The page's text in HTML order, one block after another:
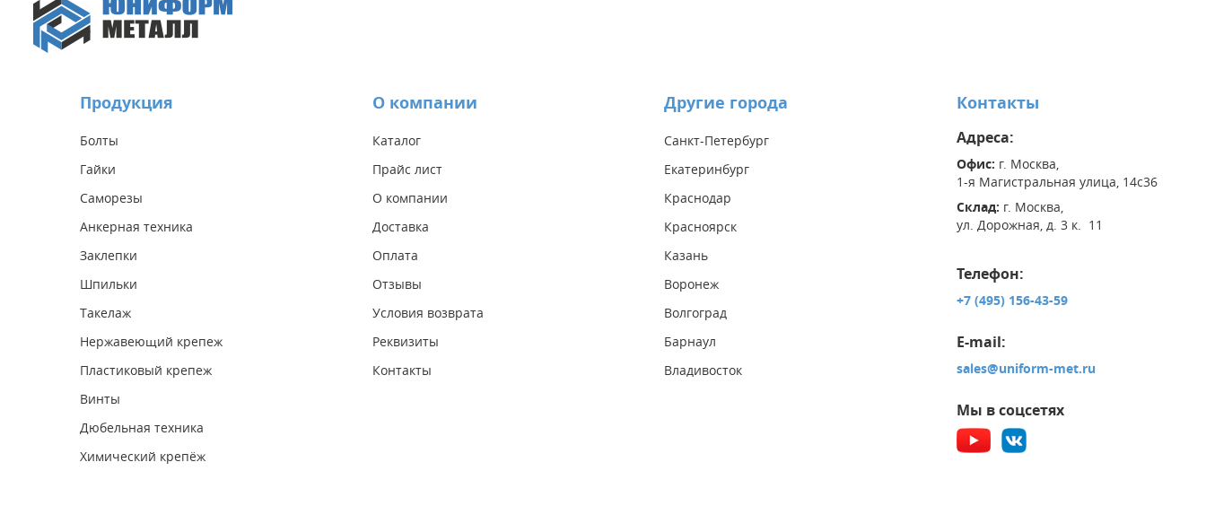
Продукция
Болты
Гайки
Саморезы
Анкерная техника
Заклепки
Шпильки
Такелаж
Нержавеющий крепеж
Пластиковый крепеж
Винты
Дюбельная техника
Химический крепёж
О компании
Каталог
Прайс лист
О компании
Доставка
Оплата
Отзывы
Условия возврата
Реквизиты
Контакты
Другие города
Санкт-Петербург
Екатеринбург
Краснодар
Красноярск
Казань
Воронеж
Волгоград
Барнаул
Владивосток
Контакты
Адреса:
Офис: г. Москва,
1-я Магистральная улица, 14с36
Склад: г. Москва,
ул. Дорожная, д. 3 к. 11
Телефон:
+7 (495) 156-43-59
E-mail:
sales@uniform-met.ru
Мы в соцсетях